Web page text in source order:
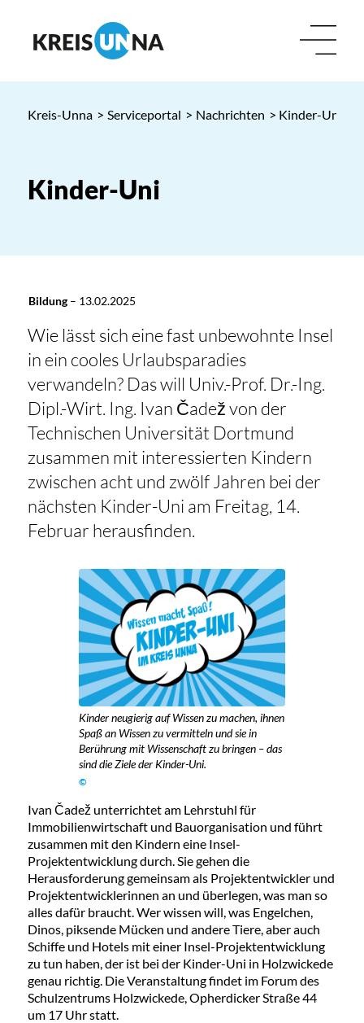
Kreis-Unna > Serviceportal > Nachrichten > Kinder-Uni
Kinder-Uni
Bildung– 13.02.2025
Wie lässt sich eine fast unbewohnte Insel
in ein cooles Urlaubsparadies
verwandeln? Das will Univ.-Prof. Dr.-Ing.
Dipl.-Wirt. Ing. Ivan Čadež von der
Technischen Universität Dortmund
zusammen mit interessierten Kindern
zwischen acht und zwölf Jahren bei der
nächsten Kinder-Uni am Freitag, 14.
Februar herausfinden.
Kinder neugierig auf Wissen zu machen, ihnen
Spaß an Wissen zu vermitteln und sie in
Berührung mit Wissenschaft zu bringen – das
sind die Ziele der Kinder-Uni.
©
Ivan Čadež unterrichtet am Lehrstuhl für
Immobilienwirtschaft und Bauorganisation und führt
zusammen mit den Kindern eine Insel-
Projektentwicklung durch. Sie gehen die
Herausforderung gemeinsam als Projektentwickler und
Projektentwicklerinnen an und überlegen, was man so
alles dafür braucht. Wer wissen will, was Engelchen,
Dinos, piksende Mücken und andere Tiere, aber auch
Schiffe und Hotels mit einer Insel-Projektentwicklung
zu tun haben, der ist bei der Kinder-Uni in Holzwickede
genau richtig. Die Veranstaltung findet im Forum des
Schulzentrums Holzwickede, Opherdicker Straße 44
um 17 Uhr statt.